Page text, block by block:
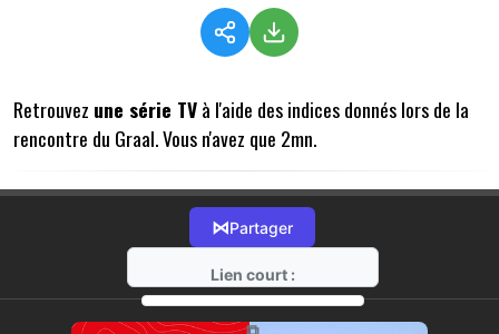
Retrouvez une série TVà l'aide des indices donnés lors de la
rencontre du Graal. Vous n'avez que 2mn.
⋈Partager
Lien court :
https://radio-g.fr?12161